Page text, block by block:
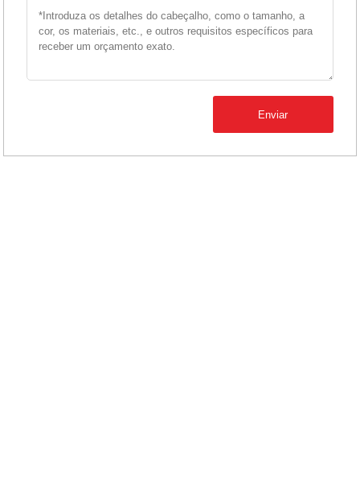
Enviar